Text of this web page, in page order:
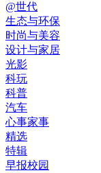
@世代
生态与环保
时尚与美容
设计与家居
光影
科玩
科普
汽车
心事家事
精选
特辑
早报校园